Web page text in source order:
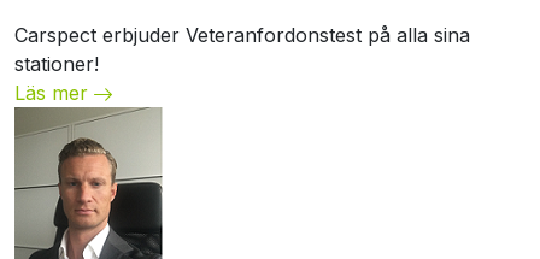
Carspect erbjuder Veteranfordonstest på alla sina
stationer!
Läs mer